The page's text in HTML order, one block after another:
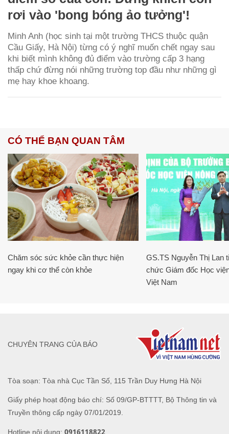
rơi vào 'bong bóng ảo tưởng'!
Minh Anh (học sinh tại một trường THCS thuộc quận
Cầu Giấy, Hà Nội) từng có ý nghĩ muốn chết ngay sau
khi biết mình không đủ điểm vào trường cấp 3 hạng
thấp chứ đừng nói những trường top đầu như những gì
mẹ hay khoe khoang.
CÓ THỂ BẠN QUAN TÂM
Chăm sóc sức khỏe cần thực hiện
ngay khi cơ thể còn khỏe
GS.TS Nguyễn Thị Lan
chức Giám đốc Học
Việt Nam
Tòa soạn: Tòa nhà Cục Tần Số, 115 Trần Duy Hưng Hà Nội
Giấy phép hoạt động báo chí: Số 09/GP-BTTTT, Bộ Thông tin và
Truyền thông cấp ngày 07/01/2019.
Hotline nội dung: 0916118822
CHUYÊN TRANG CỦA BÁO